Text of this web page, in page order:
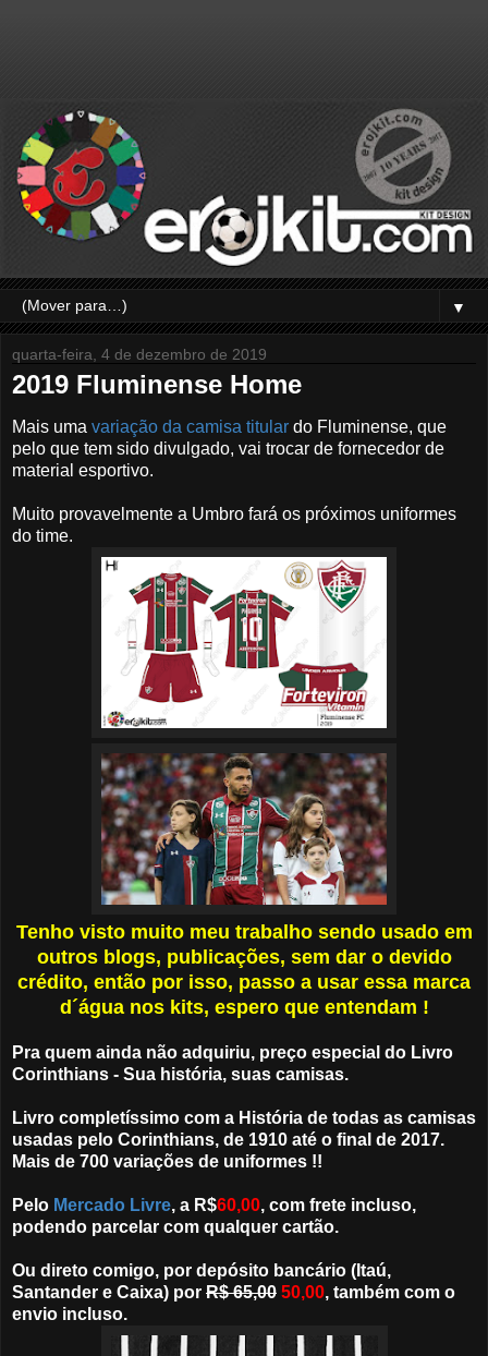
▼
quarta-feira, 4 de dezembro de 2019
2019 Fluminense Home
Mais uma variação da camisa titular do Fluminense, que
pelo que tem sido divulgado, vai trocar de fornecedor de
material esportivo.
Muito provavelmente a Umbro fará os próximos uniformes
do time.
Tenho visto muito meu trabalho sendo usado em
outros blogs, publicações, sem dar o devido
crédito, então por isso, passo a usar essa marca
d´água nos kits, espero que entendam !
Pra quem ainda não adquiriu, preço especial do Livro
Corinthians - Sua história, suas camisas.
Livro completíssimo com a História de todas as camisas
usadas pelo Corinthians, de 1910 até o final de 2017.
Mais de 700 variações de uniformes !!
Pelo Mercado Livre, a R$60,00, com frete incluso,
podendo parcelar com qualquer cartão.
Ou direto comigo, por depósito bancário (Itaú,
Santander e Caixa) por R$ 65,00 50,00, também com o
envio incluso.